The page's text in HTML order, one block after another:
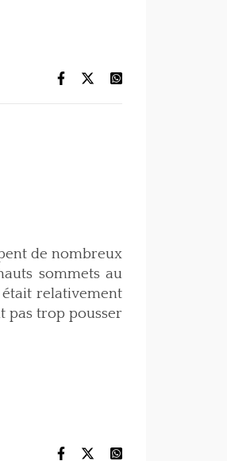
de nombreux
sommets au
relativement
pas trop pousser